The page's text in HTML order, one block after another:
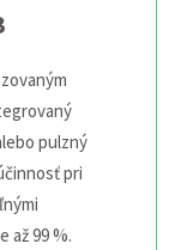
pulzný
pri
až 99 %.